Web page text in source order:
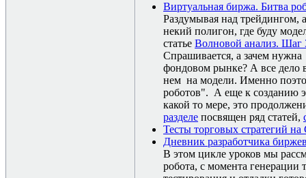
Виртуальная биржа. Битва
Раздумывая над трейдингом,
некий полигон, где буду
статье Волновой анализ. Шаг
Спрашивается, а зачем нужна
фондовом рынке? А все дело
нем на модели. Именно
роботов". А еще к созданию
какой то мере, это
разделе посвящен ряд статей,
Тесты торговых стратегий
Дневник разработчика
В этом цикле уроков мы
робота, с момента генерации